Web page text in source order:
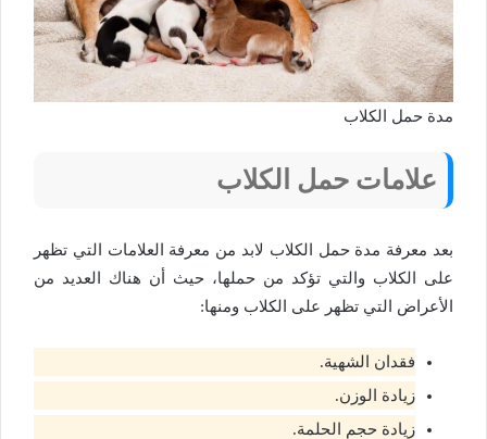
مدة حمل الكلاب
علامات حمل الكلاب
بعد معرفة مدة حمل الكلاب لابد من معرفة العلامات التي تظهر
على الكلاب والتي تؤكد من حملها، حيث أن هناك العديد من
الأعراض التي تظهر على الكلاب ومنها:
فقدان الشهية.
زيادة الوزن.
زيادة حجم الحلمة.